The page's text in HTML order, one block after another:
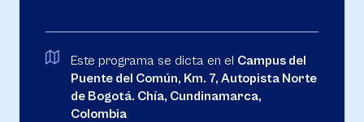
Este programa se dicta en el Campus del
Puente del Común, Km. 7, Autopista Norte
de Bogotá. Chía, Cundinamarca,
Colombia